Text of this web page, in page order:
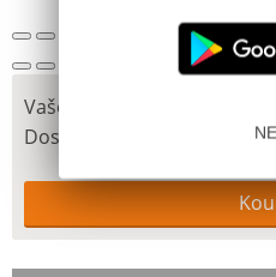
Vaše cena
Dostupnost